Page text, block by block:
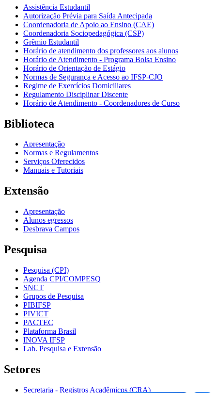
Assistência Estudantil
Autorização Prévia para Saída Antecipada
Coordenadoria de Apoio ao Ensino (CAE)
Coordenadoria Sociopedagógica (CSP)
Grêmio Estudantil
Horário de atendimento dos professores aos alunos
Horário de Atendimento - Programa Bolsa Ensino
Horário de Orientação de Estágio
Normas de Segurança e Acesso ao IFSP-CJO
Regime de Exercícios Domiciliares
Regulamento Disciplinar Discente
Horário de Atendimento - Coordenadores de Curso
Biblioteca
Apresentação
Normas e Regulamentos
Serviços Oferecidos
Manuais e Tutoriais
Extensão
Apresentação
Alunos egressos
Desbrava Campos
Pesquisa
Pesquisa (CPI)
Agenda CPI/COMPESQ
SNCT
Grupos de Pesquisa
PIBIFSP
PIVICT
PACTEC
Plataforma Brasil
INOVA IFSP
Lab. Pesquisa e Extensão
Setores
Secretaria - Registros Acadêmicos (CRA)